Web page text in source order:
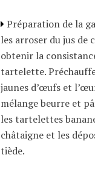
Préparation de la
les arroser du jus de
obtenir la
tartelette.
jaunes d’œufs et
mélange beurre et
les tartelettes
châtaigne et les
tiède.